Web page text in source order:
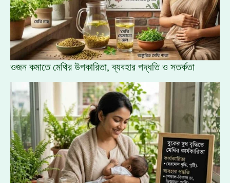
ওজন কমাতে মেথির উপকারিতা, ব্যবহার পদ্ধতি ও সতর্কতা